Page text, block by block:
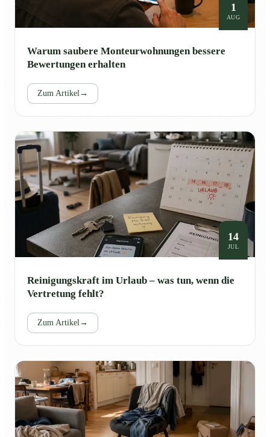
1
AUG
Warum saubere Monteurwohnungen bessere
Bewertungen erhalten
Zum Artikel→
14
JUL
Reinigungskraft im Urlaub – was tun, wenn die
Vertretung fehlt?
Zum Artikel→